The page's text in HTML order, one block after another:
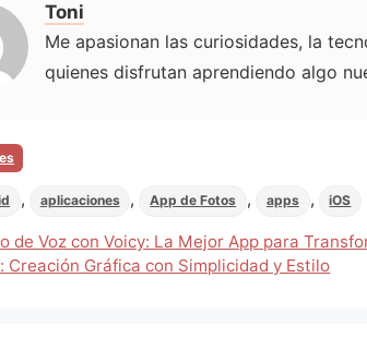
Toni
Me apasionan las curiosidades, la
quienes disfrutan aprendiendo algo
, aplicaciones , App de Fotos , apps , iOS
de Voz con Voicy: La Mejor App para
Creación Gráfica con Simplicidad y Estilo